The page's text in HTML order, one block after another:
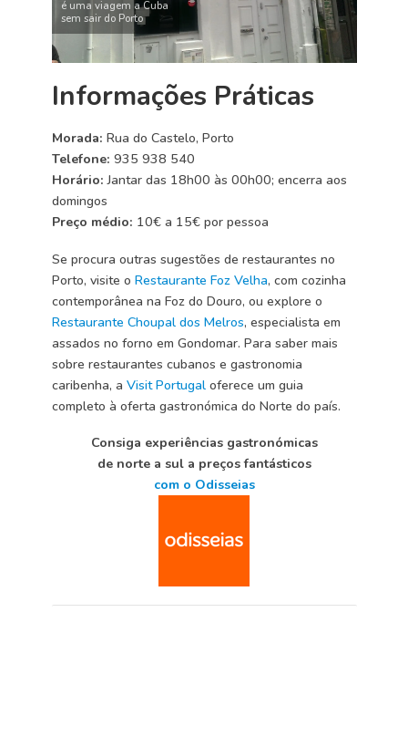
é uma viagem a Cuba
sem sair do Porto
Informações Práticas
Morada: Rua do Castelo, Porto
Telefone: 935 938 540
Horário: Jantar das 18h00 às 00h00; encerra aos
domingos
Preço médio: 10€ a 15€ por pessoa
Se procura outras sugestões de restaurantes no
Porto, visite o Restaurante Foz Velha, com cozinha
contemporânea na Foz do Douro, ou explore o
Restaurante Choupal dos Melros, especialista em
assados no forno em Gondomar. Para saber mais
sobre restaurantes cubanos e gastronomia
caribenha, a Visit Portugaloferece um guia
completo à oferta gastronómica do Norte do país.
Consiga experiências gastronómicas
de norte a sul a preços fantásticos
com o Odisseias